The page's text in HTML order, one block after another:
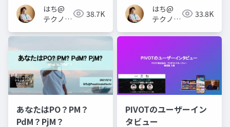
はち@
テクノロ
ィア
「Newbee」
38.7K
はち@
テクノロ
ィア
33.8K
あなたはPO？PM？
PdM？PjM？
PIVOTのユーザーイン
タビュー